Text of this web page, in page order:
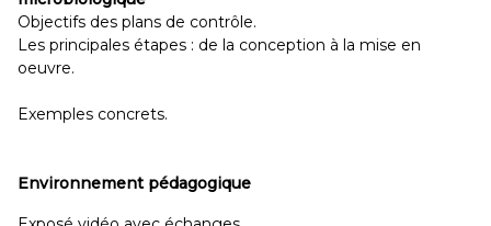
Objectifs des plans de contrôle.
Les principales étapes : de la conception à la mise en
oeuvre.
Exemples concrets.
Environnement pédagogique